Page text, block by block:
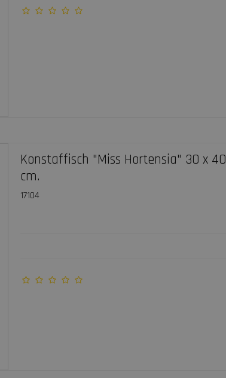
Konstaffisch "Miss Hortensia" 30 x 40
cm.
17104